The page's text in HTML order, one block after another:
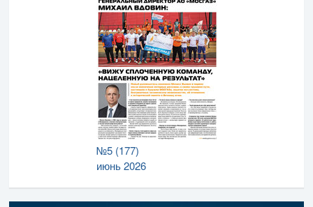
№5 (177)
июнь 2026